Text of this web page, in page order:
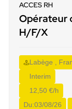
ACCES RH
Opérateur
H/F/X
Labège ,
Interim
12,50 €/h
Du:03/08/26